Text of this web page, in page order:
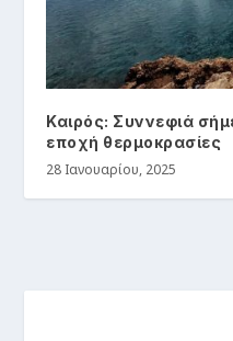
Καιρός: Συννεφιά
εποχή θερμοκρασίες
28 Ιανουαρίου, 2025